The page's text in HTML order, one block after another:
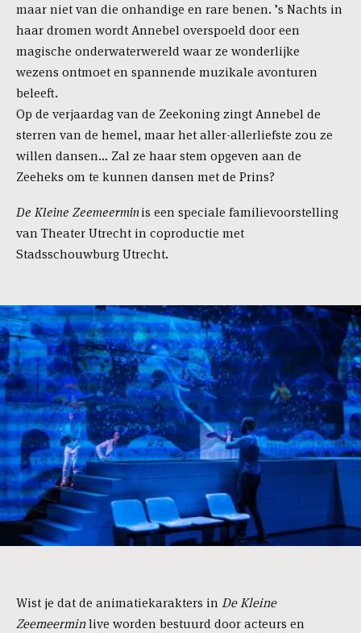
maar niet van die onhandige en rare benen. ’s Nachts in
haar dromen wordt Annebel overspoeld door een
magische onderwaterwereld waar ze wonderlijke
wezens ontmoet en spannende muzikale avonturen
beleeft.
Op de verjaardag van de Zeekoning zingt Annebel de
sterren van de hemel, maar het aller-allerliefste zou ze
willen dansen… Zal ze haar stem opgeven aan de
Zeeheks om te kunnen dansen met de Prins?
De Kleine Zeemeerminis een speciale familievoorstelling
van Theater Utrecht in coproductie met
Stadsschouwburg Utrecht.
Wist je dat de animatiekarakters in De Kleine
Zeemeerminlive worden bestuurd door acteurs en